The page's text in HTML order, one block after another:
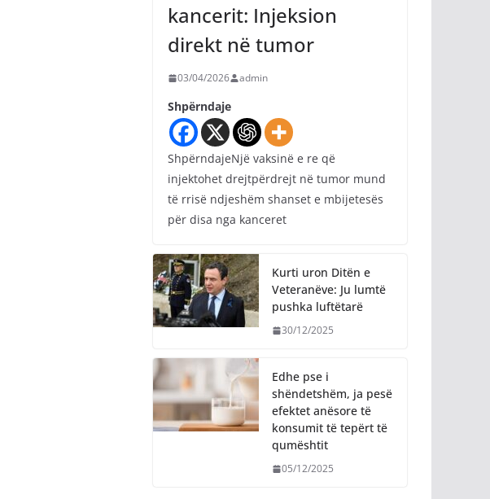
kancerit: Injeksion
direkt në tumor
03/04/2026 admin
Shpërndaje
ShpërndajeNjë vaksinë e re që
injektohet drejtpërdrejt në tumor mund
të rrisë ndjeshëm shanset e mbijetesës
për disa nga kanceret
Kurti uron Ditën e
Veteranëve: Ju lumtë
pushka luftëtarë
30/12/2025
Edhe pse i
shëndetshëm, ja pesë
efektet anësore të
konsumit të tepërt të
qumështit
05/12/2025